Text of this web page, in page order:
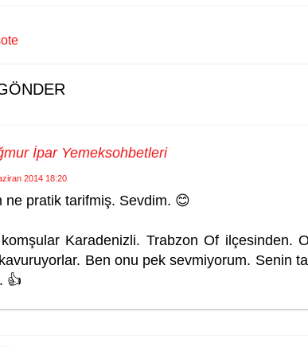
İpar Yemeksohbetleri
2014 18:20
ne pratik tarifmiş. Sevdim. 😊
Karadenizli. Trabzon Of ilçesinden.
Ben onu pek sevmiyorum. Senin
👍